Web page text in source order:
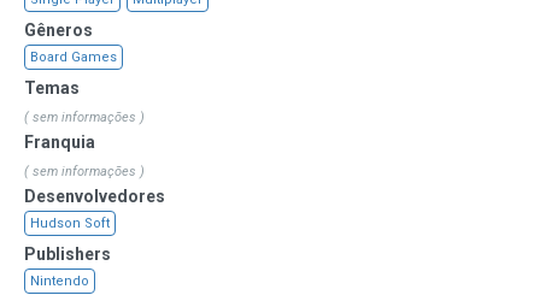
Gêneros
Board Games
Temas
( sem informações )
Franquia
( sem informações )
Desenvolvedores
Hudson Soft
Publishers
Nintendo